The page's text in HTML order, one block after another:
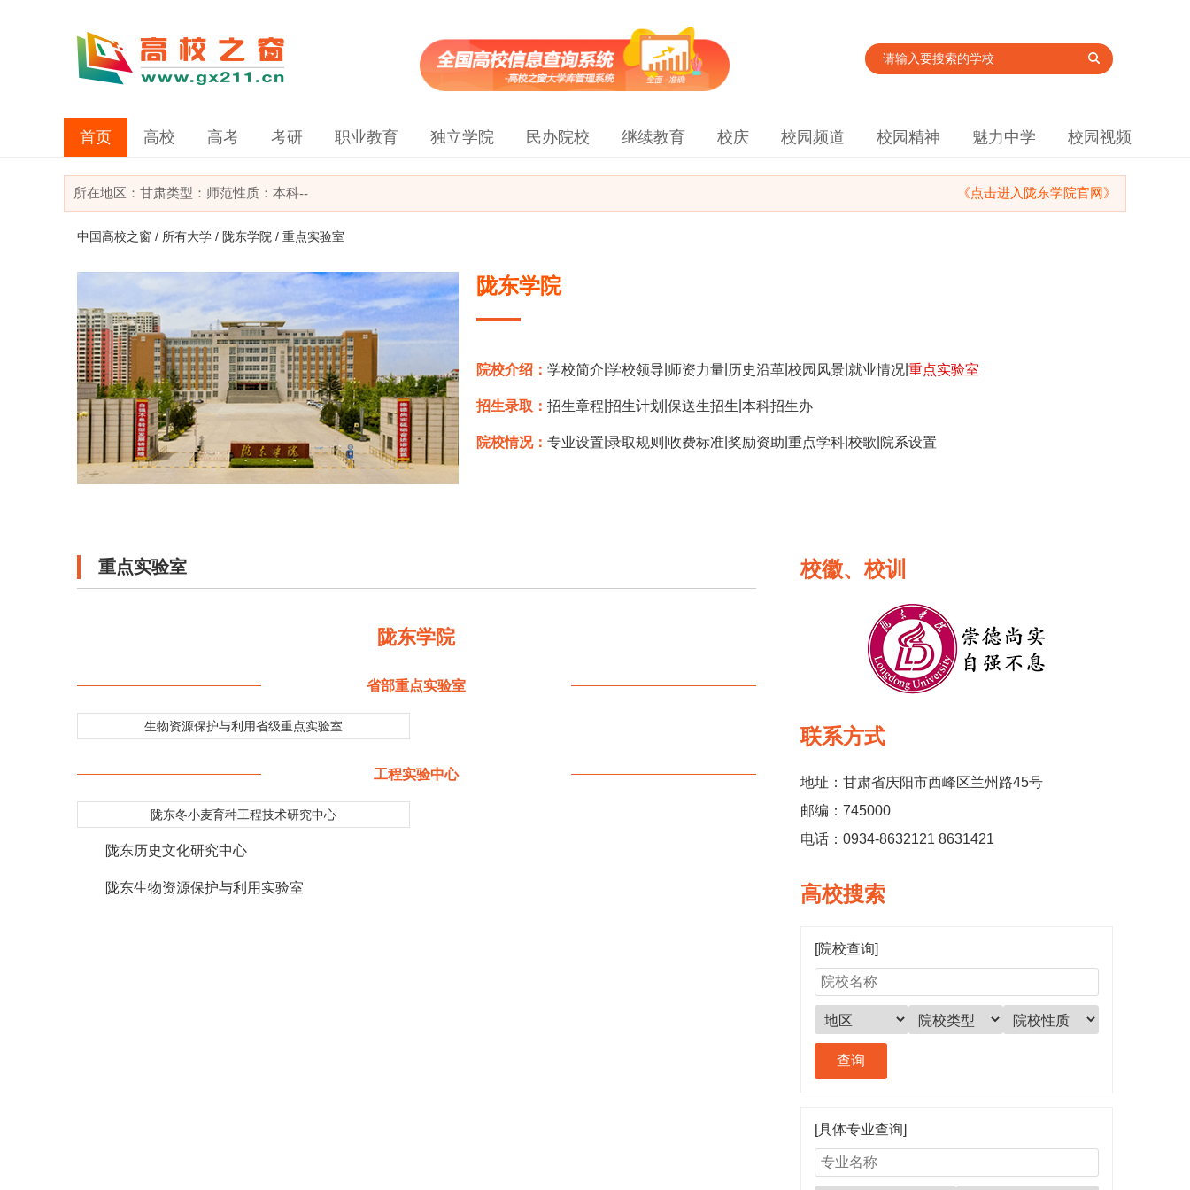
首页 高校 高考 考研 职业教育 独立学院 民办院校 继续教育 校庆 校园频道 校园精神 魅力中学 校园视频
所在地区： 甘肃类型： 师范性质：本科-- 《点击进入陇东学院官网》
中国高校之窗 / 所有大学 / 陇东学院 / 重点实验室
陇东学院
院校介绍：学校简介 |学校领导 师资力量 历史沿革 |校园风景 就业情况 |重点实验室
招生录取：招生章程 |招生计划 |保送生招生 |本科招生办
院校情况：专业设置 |录取规则 |收费标准 |奖励资助 |重点学科 |校歌 院系设置
重点实验室
陇东学院
省部重点实验室
生物资源保护与利用省级重点实验室
工程实验中心
陇东冬小麦育种工程技术研究中心
陇东历史文化研究中心
陇东生物资源保护与利用实验室
校徽、校训
联系方式
地址：甘肃省庆阳市西峰区兰州路45号
邮编：745000
电话：0934-8632121 8631421
高校搜索
[院校查询]
[具体专业查询]